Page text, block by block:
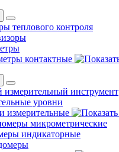
теплового контроля
контактные
измерительный инструмент
уровни
измерительные
микрометрические
индикаторные